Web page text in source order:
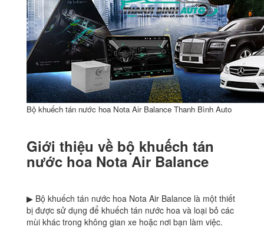
Bộ khuếch tán nước hoa Nota Air Balance Thanh Bình Auto
Giới thiệu về bộ khuếch tán
nước hoa Nota Air Balance
▶ Bộ khuếch tán nước hoa Nota Air Balance là một thiết
bị được sử dụng để khuếch tán nước hoa và loại bỏ các
mùi khác trong không gian xe hoặc nơi bạn làm việc.